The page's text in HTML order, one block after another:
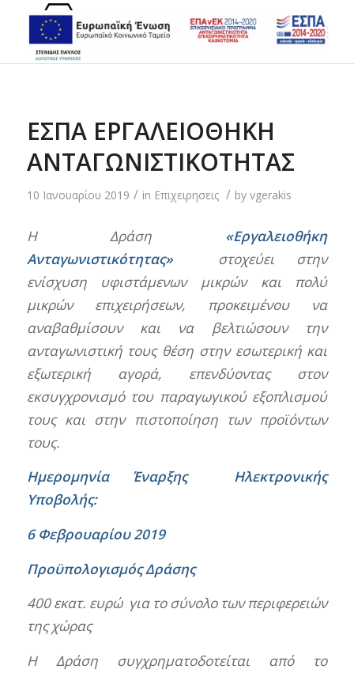
ΕΣΠΑ ΕΡΓΑΛΕΙΟΘΗΚΗ
ΑΝΤΑΓΩΝΙΣΤΙΚΟΤΗΤΑΣ
10 Ιανουαρίου 2019 / in Επιχειρησεις / by vgerakis
Η Δράση «Εργαλειοθήκη
Ανταγωνιστικότητας»στοχεύει στην
ενίσχυση υφιστάμενων μικρών και πολύ
μικρών επιχειρήσεων, προκειμένου να
αναβαθμίσουν και να βελτιώσουν την
ανταγωνιστική τους θέση στην εσωτερική και
εξωτερική αγορά, επενδύοντας στον
εκσυγχρονισμό του παραγωγικού εξοπλισμού
τους και στην πιστοποίηση των προϊόντων
τους.
Ημερομηνία Έναρξης Ηλεκτρονικής
Υποβολής:
6 Φεβρουαρίου 2019
Προϋπολογισμός Δράσης
400 εκατ. ευρώ για το σύνολο των περιφερειών
της χώρας
Η Δράση συγχρηματοδοτείται από το